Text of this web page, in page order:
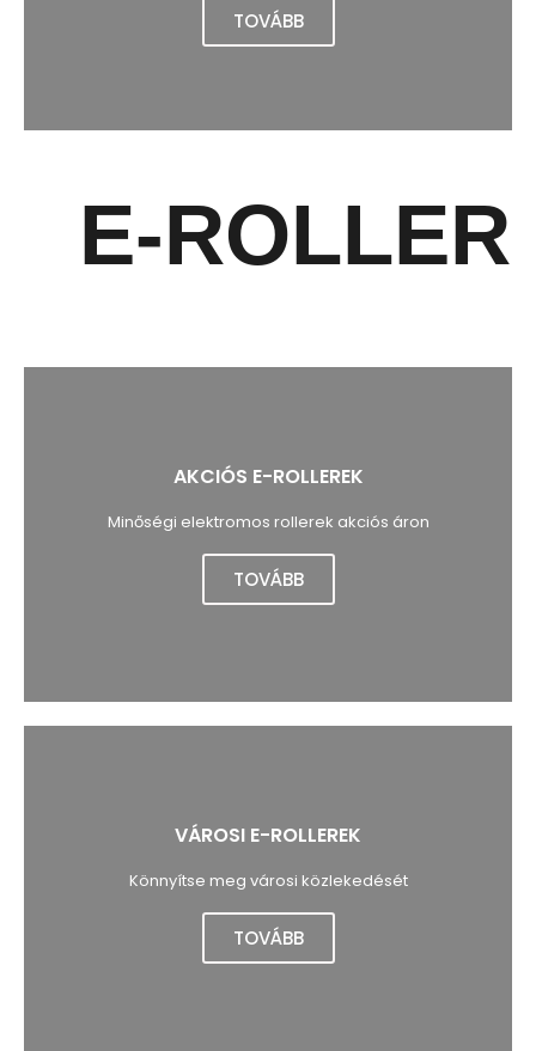
TOVÁBB
E-ROLLER
AKCIÓS E-ROLLEREK
Minőségi elektromos rollerek akciós áron
TOVÁBB
VÁROSI E-ROLLEREK
Könnyítse meg városi közlekedését
TOVÁBB